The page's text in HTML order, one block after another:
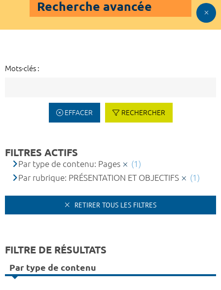
Recherche avancée
Mots-clés :
EFFACER RECHERCHER
FILTRES ACTIFS
Par type de contenu: Pages
(1)
Par rubrique: PRÉSENTATION ET OBJECTIFS
(1)
RETIRER TOUS LES FILTRES
FILTRE DE RÉSULTATS
Par type de contenu